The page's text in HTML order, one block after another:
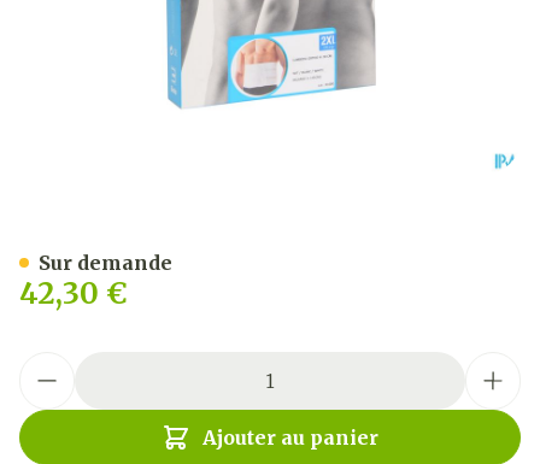
42,30 €
Ajouter au panier
Sur demande